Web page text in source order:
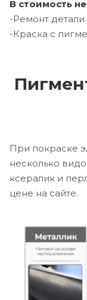
В стоимость
-Ремонт
-Краска с
При покраске
несколько
ксералик и
цене на сайте.